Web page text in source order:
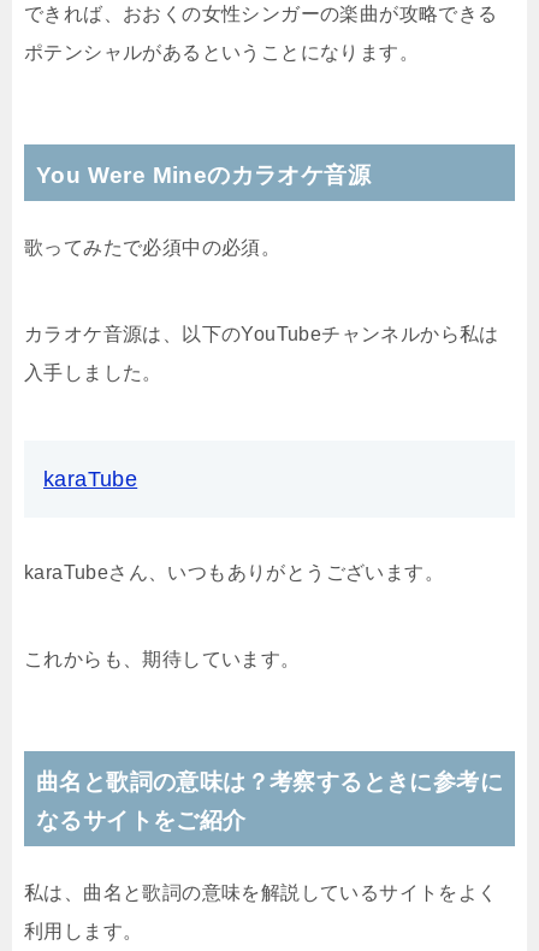
できれば、おおくの女性シンガーの楽曲が攻略できる
ポテンシャルがあるということになります。
You Were Mineのカラオケ音源
歌ってみたで必須中の必須。
カラオケ音源は、以下のYouTubeチャンネルから私は
入手しました。
karaTube
karaTubeさん、いつもありがとうございます。
これからも、期待しています。
曲名と歌詞の意味は？考察するときに参考に
なるサイトをご紹介
私は、曲名と歌詞の意味を解説しているサイトをよく
利用します。